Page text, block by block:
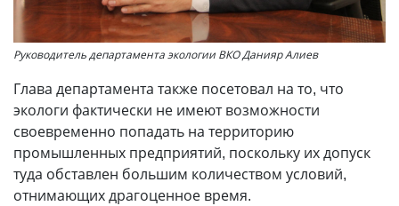
Руководитель департамента экологии ВКО Данияр Алиев
Глава департамента также посетовал на то, что
экологи фактически не имеют возможности
своевременно попадать на территорию
промышленных предприятий, поскольку их допуск
туда обставлен большим количеством условий,
отнимающих драгоценное время.